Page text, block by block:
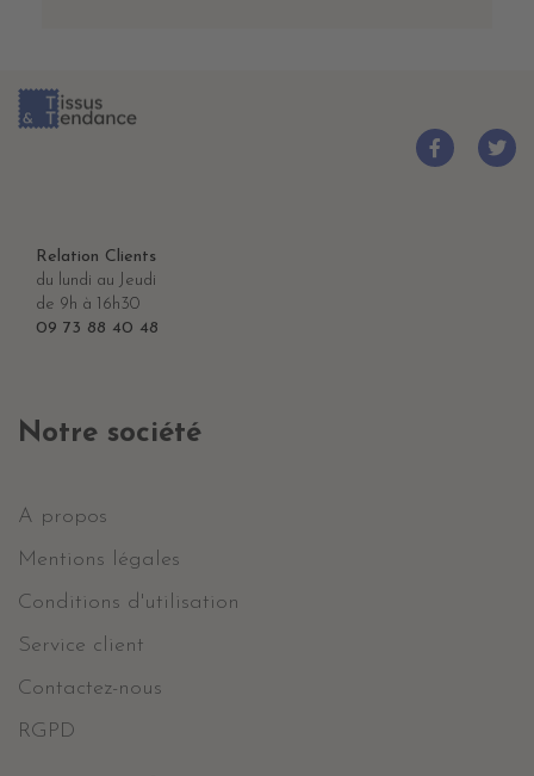
Relation Clients
du lundi au Jeudi
de 9h à 16h30
09 73 88 40 48
Notre société
A propos
Mentions légales
Conditions d'utilisation
Service client
Contactez-nous
RGPD